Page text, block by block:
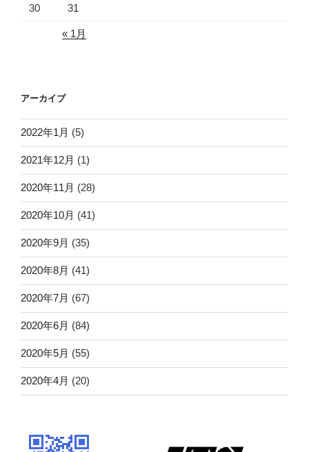
30 31
« 1月
アーカイブ
2022年1月 (5)
2021年12月 (1)
2020年11月 (28)
2020年10月 (41)
2020年9月 (35)
2020年8月 (41)
2020年7月 (67)
2020年6月 (84)
2020年5月 (55)
2020年4月 (20)